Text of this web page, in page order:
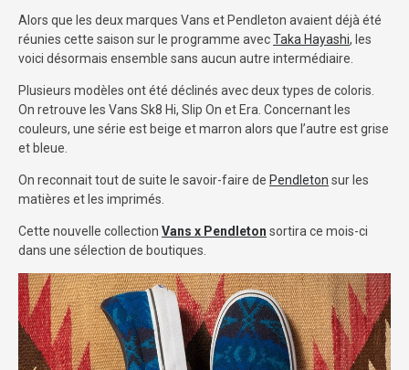
Alors que les deux marques Vans et Pendleton avaient déjà été
réunies cette saison sur le programme avecTaka Hayashi, les
voici désormais ensemble sans aucun autre intermédiaire.
Plusieurs modèles ont été déclinés avec deux types de coloris.
On retrouve les Vans Sk8 Hi, Slip On et Era. Concernant les
couleurs, une série est beige et marron alors que l’autre est grise
et bleue.
On reconnait tout de suite le savoir-faire de Pendleton sur les
matières et les imprimés.
Cette nouvelle collection Vans x Pendleton sortira ce mois-ci
dans une sélection de boutiques.